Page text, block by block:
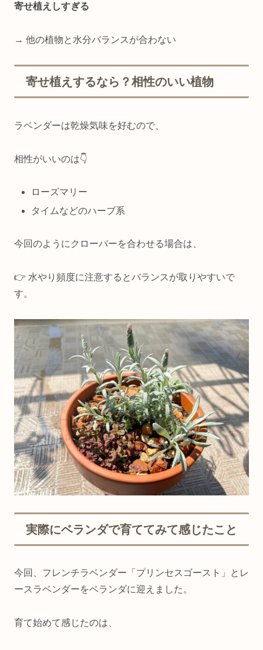
寄せ植えしすぎる
→ 他の植物と水分バランスが合わない
寄せ植えするなら？相性のいい植物
ラベンダーは乾燥気味を好むので、
相性がいいのは👇
ローズマリー
タイムなどのハーブ系
今回のようにクローバーを合わせる場合は、
👉 水やり頻度に注意するとバランスが取りやすいで
す。
実際にベランダで育ててみて感じたこと
今回、フレンチラベンダー「プリンセスゴースト」とレ
ースラベンダーをベランダに迎えました。
育て始めて感じたのは、